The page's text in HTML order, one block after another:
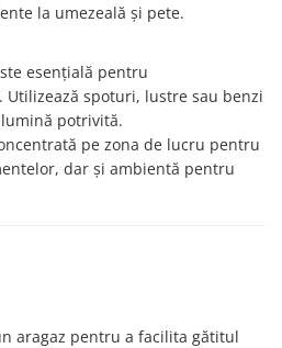
la umezeală și pete.
esențială pentru
spoturi, lustre sau benzi
potrivită.
pe zona de lucru pentru
dar și ambientă pentru
aragaz pentru a facilita gătitul